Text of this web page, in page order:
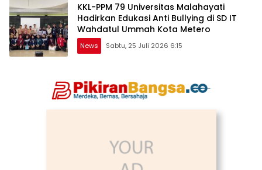
KKL-PPM 79 Universitas Malahayati
Hadirkan Edukasi Anti Bullying di SD IT
Wahdatul Ummah Kota Metero
News Sabtu, 25 Juli 2026 6:15